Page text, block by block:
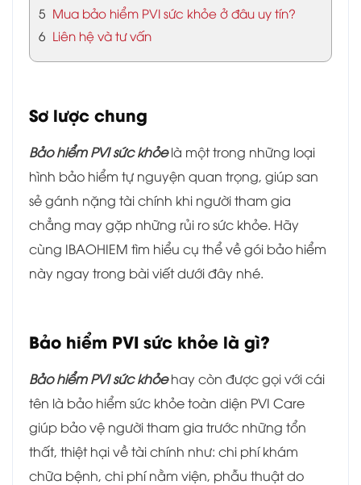
5 Mua bảo hiểm PVI sức khỏe ở đâu uy tín?
6 Liên hệ và tư vấn
Sơ lược chung
Bảo hiểm PVI sức khỏelà một trong những loại
hình bảo hiểm tự nguyện quan trọng, giúp san
sẻ gánh nặng tài chính khi người tham gia
chẳng may gặp những rủi ro sức khỏe. Hãy
cùng IBAOHIEM tìm hiểu cụ thể về gói bảo hiểm
này ngay trong bài viết dưới đây nhé.
Bảo hiểm PVI sức khỏe là gì?
Bảo hiểm PVI sức khỏehay còn được gọi với cái
tên là bảo hiểm sức khỏe toàn diện PVI Care
giúp bảo vệ người tham gia trước những tổn
thất, thiệt hại về tài chính như: chi phí khám
chữa bệnh, chi phí nằm viện, phẫu thuật do